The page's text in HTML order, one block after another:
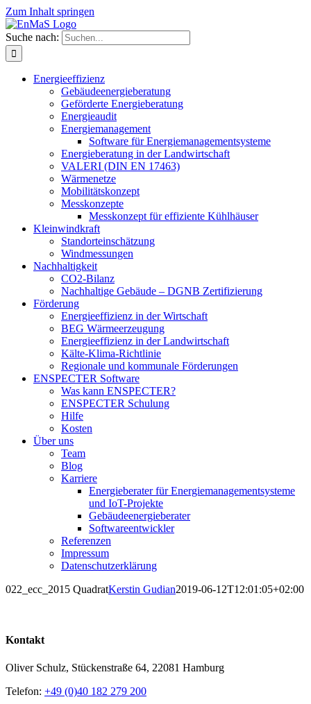
Zum Inhalt springen
Suche nach:
Energieeffizienz
Gebäudeenergieberatung
Geförderte Energieberatung
Energieaudit
Energiemanagement
Software für Energiemanagementsysteme
Energieberatung in der Landwirtschaft
VALERI (DIN EN 17463)
Wärmenetze
Mobilitätskonzept
Messkonzepte
Messkonzept für effiziente Kühlhäuser
Kleinwindkraft
Standorteinschätzung
Windmessungen
Nachhaltigkeit
CO2-Bilanz
Nachhaltige Gebäude – DGNB Zertifizierung
Förderung
Energieeffizienz in der Wirtschaft
BEG Wärmeerzeugung
Energieeffizienz in der Landwirtschaft
Kälte-Klima-Richtlinie
Regionale und kommunale Förderungen
ENSPECTER Software
Was kann ENSPECTER?
ENSPECTER Schulung
Hilfe
Kosten
Über uns
Team
Blog
Karriere
Energieberater für Energiemanagementsysteme
und IoT-Projekte
Gebäudeenergieberater
Softwareentwickler
Referenzen
Impressum
Datenschutzerklärung
022_ecc_2015 QuadratKerstin Gudian2019-06-12T12:01:05+02:00
Kontakt
Oliver Schulz, Stückenstraße 64, 22081 Hamburg
Telefon: +49 (0)40 182 279 200